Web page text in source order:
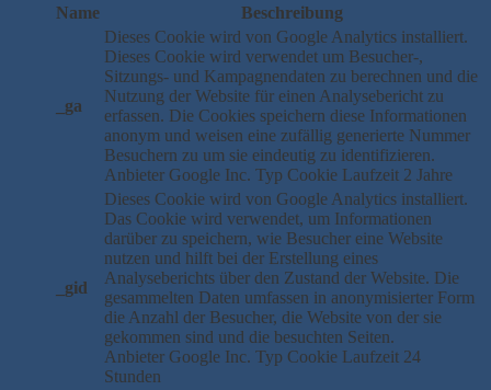
Name
Beschreibung
_ga
Dieses Cookie wird von Google Analytics installiert.
Dieses Cookie wird verwendet um Besucher-,
Sitzungs- und Kampagnendaten zu berechnen und die
Nutzung der Website für einen Analysebericht zu
erfassen. Die Cookies speichern diese Informationen
anonym und weisen eine zufällig generierte Nummer
Besuchern zu um sie eindeutig zu identifizieren.
Anbieter Google Inc. Typ Cookie Laufzeit 2 Jahre
_gid
Dieses Cookie wird von Google Analytics installiert.
Das Cookie wird verwendet, um Informationen
darüber zu speichern, wie Besucher eine Website
nutzen und hilft bei der Erstellung eines
Analyseberichts über den Zustand der Website. Die
gesammelten Daten umfassen in anonymisierter Form
die Anzahl der Besucher, die Website von der sie
gekommen sind und die besuchten Seiten.
Anbieter Google Inc. Typ Cookie Laufzeit 24
Stunden